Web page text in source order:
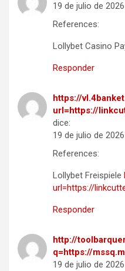
19 de julio de
References:
Lollybet Casino
Responder
https://
url=https://
dice:
19 de julio de
References:
Lollybet Freispiele
url=https://
Responder
http://
q=https://
19 de julio de